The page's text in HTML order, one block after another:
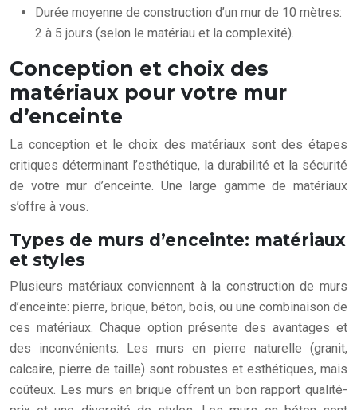
Durée moyenne de construction d’un mur de 10 mètres:
2 à 5 jours (selon le matériau et la complexité).
Conception et choix des
matériaux pour votre mur
d’enceinte
La conception et le choix des matériaux sont des étapes
critiques déterminant l’esthétique, la durabilité et la sécurité
de votre mur d’enceinte. Une large gamme de matériaux
s’offre à vous.
Types de murs d’enceinte: matériaux
et styles
Plusieurs matériaux conviennent à la construction de murs
d’enceinte: pierre, brique, béton, bois, ou une combinaison de
ces matériaux. Chaque option présente des avantages et
des inconvénients. Les murs en pierre naturelle (granit,
calcaire, pierre de taille) sont robustes et esthétiques, mais
coûteux. Les murs en brique offrent un bon rapport qualité-